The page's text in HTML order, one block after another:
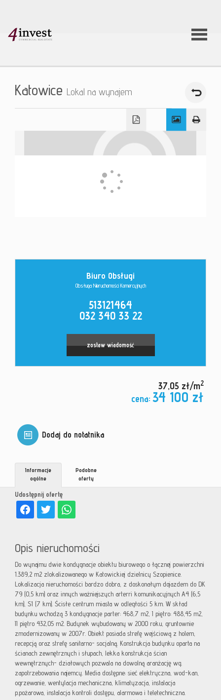
O firmie
Katowice Lokal na wynajem
Biuro Obsługi
Obsługa Nieruchomości Komercyjnych
513121464
032 340 33 22
zostaw wiadomość
37,05 zł/m2
cena: 34 100 zł
Dodaj do notatnika
Udostępnij ofertę
Informacje
ogólne
Podobne
oferty
Opis nieruchomości
Do wynajmu dwie kondygnacje obiektu biurowego o łącznej powierzchni
1.389,2 m2 zlokalizowanego w Katowickiej dzielnicy Szopienice.
Lokalizacja nieruchomości bardzo dobra, z doskonałym dojazdem do DK
79 (0,5 km) oraz innych ważniejszych arterri komunikacyjnych A4 (6,5
km), S1 (7 km). Ścisłe centrum miasta w odległości 5 km. W skład
budynku wchodzą 3 kondygnacje parter: 468,7 m2, I piętro: 488,45 m2,
II piętro 432,05 m2. Budynek wybudowany w 2000 roku, gruntownie
zmodernizowany w 2007r. Obiekt posiada strefę wejściową z holem,
recepcją oraz strefę sanitarno- socjalną. Konstrukcja budynku oparta na
ścianach zewnętrznych i słupach, lekka konstrukcja ścian
wewnętrznych- działowych pozwala na dowolną aranżację wg.
zapotrzebowania najemcy. Media dostępne: sieć elektryczna, wod-kan,
ogrzewanie, wentylacja mechaniczna, klimatyzacja, instalacja
p.pożarowa, instalacja kontroli dostępu, alarmowa i teletechniczna.